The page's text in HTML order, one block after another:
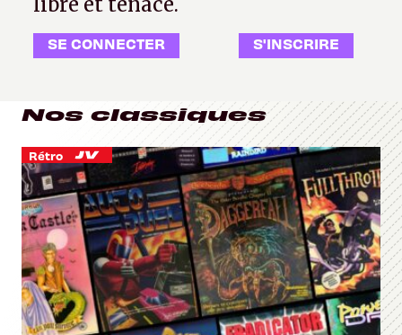
SE CONNECTER S'INSCRIRE
Nos classiques
Rétro